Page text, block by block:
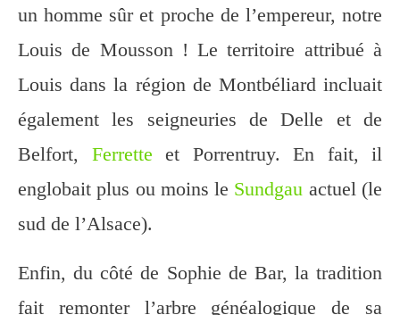
un homme sûr et proche de l’empereur, notre
Louis de Mousson ! Le territoire attribué à
Louis dans la région de Montbéliard incluait
également les seigneuries de Delle et de
Belfort, Ferrette et Porrentruy. En fait, il
englobait plus ou moins le Sundgau actuel (le
sud de l’Alsace).
Enfin, du côté de Sophie de Bar, la tradition
fait remonter l’arbre généalogique de sa